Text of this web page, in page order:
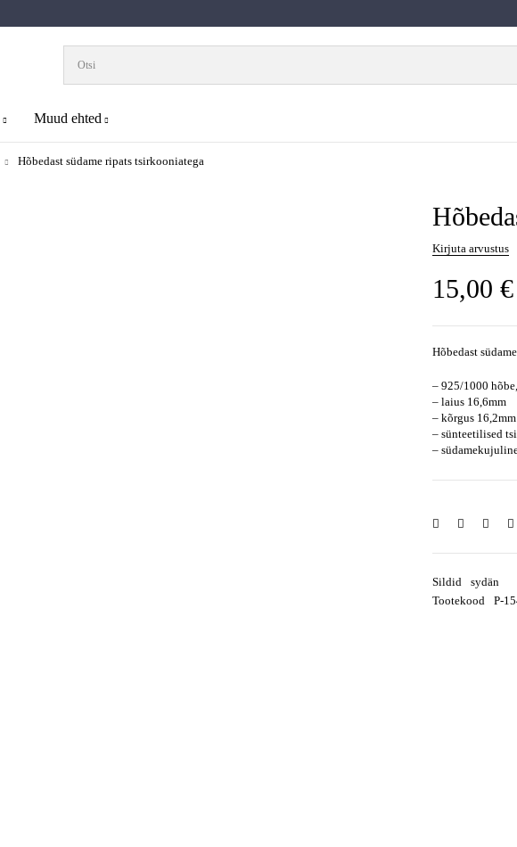
Muud ehted
Hõbedast südame ripats tsirkooniatega
Kirjuta arvustus
15,00 €
Hõbedast
– 925/1000
– laius 16,6mm
– kõrgus 16,2mm
– sünteetilised
–
Sildid
sydän
Tootekood
P-